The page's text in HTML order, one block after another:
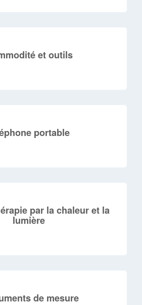
et outils
portable
par la chaleur et la
lumière
de mesure